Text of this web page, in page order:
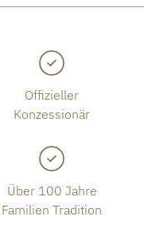
Offizieller
Konzessionär
Über 100 Jahre
Familien Tradition